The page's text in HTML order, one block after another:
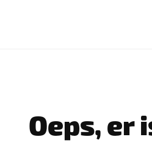
Oeps, er